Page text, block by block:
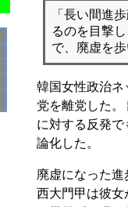
「長い間進
るのを目撃
で、廃虚を
韓国女性政治
党を離党した
に対する反発
論化した。
廃虚になった進
西大門甲は彼